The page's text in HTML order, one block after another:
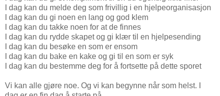
I dag kan du melde deg som frivillig i en hjelpeorganisasjon
I dag kan du gi noen en lang og god klem
I dag kan du takke noen for at de finnes
I dag kan du rydde skapet og gi klær til en hjelpesending
I dag kan du besøke en som er ensom
I dag kan du bake en kake og gi til en som er syk
I dag kan du bestemme deg for å fortsette på dette sporet
Vi kan alle gjøre noe. Og vi kan begynne når som helst. I